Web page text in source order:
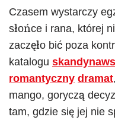
Czasem wystarczy
słońce i rana, której
zaczęło bić poza
katalogu
romantyczny dramat
mango, goryczą
tam, gdzie się jej nie